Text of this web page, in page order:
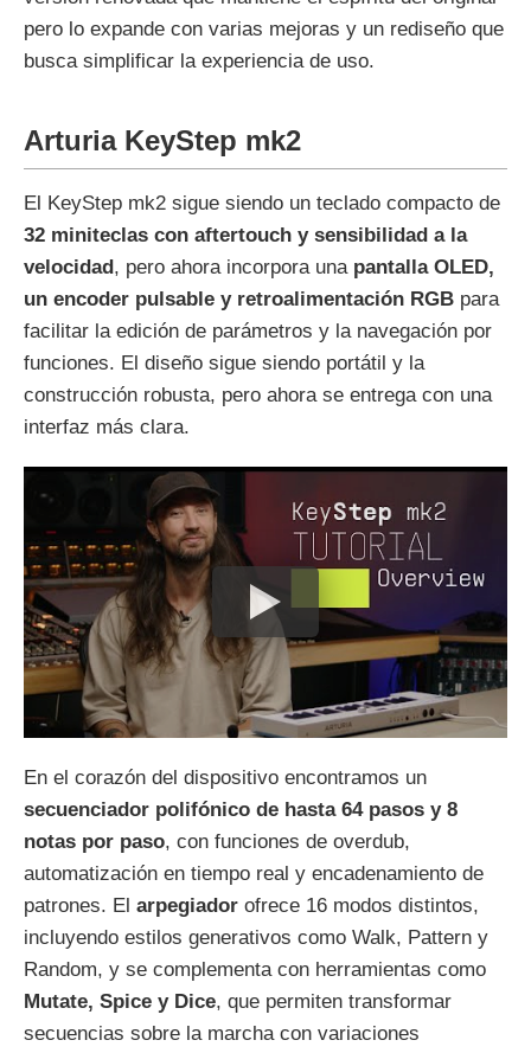
pero lo expande con varias mejoras y un rediseño que
busca simplificar la experiencia de uso.
Arturia KeyStep mk2
El KeyStep mk2 sigue siendo un teclado compacto de
32 miniteclas con aftertouch y sensibilidad a la
velocidad, pero ahora incorpora una pantalla OLED,
un encoder pulsable y retroalimentación RGB para
facilitar la edición de parámetros y la navegación por
funciones. El diseño sigue siendo portátil y la
construcción robusta, pero ahora se entrega con una
interfaz más clara.
En el corazón del dispositivo encontramos un
secuenciador polifónico de hasta 64 pasos y 8
notas por paso, con funciones de overdub,
automatización en tiempo real y encadenamiento de
patrones. El arpegiador ofrece 16 modos distintos,
incluyendo estilos generativos como Walk, Pattern y
Random, y se complementa con herramientas como
Mutate, Spice y Dice, que permiten transformar
secuencias sobre la marcha con variaciones